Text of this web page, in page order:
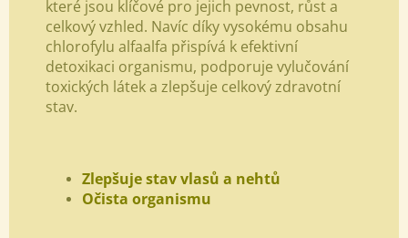
které jsou klíčové pro jejich pevnost, růst a
celkový vzhled. Navíc díky vysokému obsahu
chlorofylu alfaalfa přispívá k efektivní
detoxikaci organismu, podporuje vylučování
toxických látek a zlepšuje celkový zdravotní
stav.
Zlepšuje stav vlasů a nehtů
Očista organismu